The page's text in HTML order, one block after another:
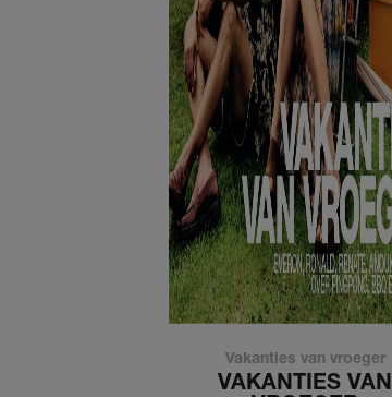
Vakanties van vroeger
VAKANTIES VAN